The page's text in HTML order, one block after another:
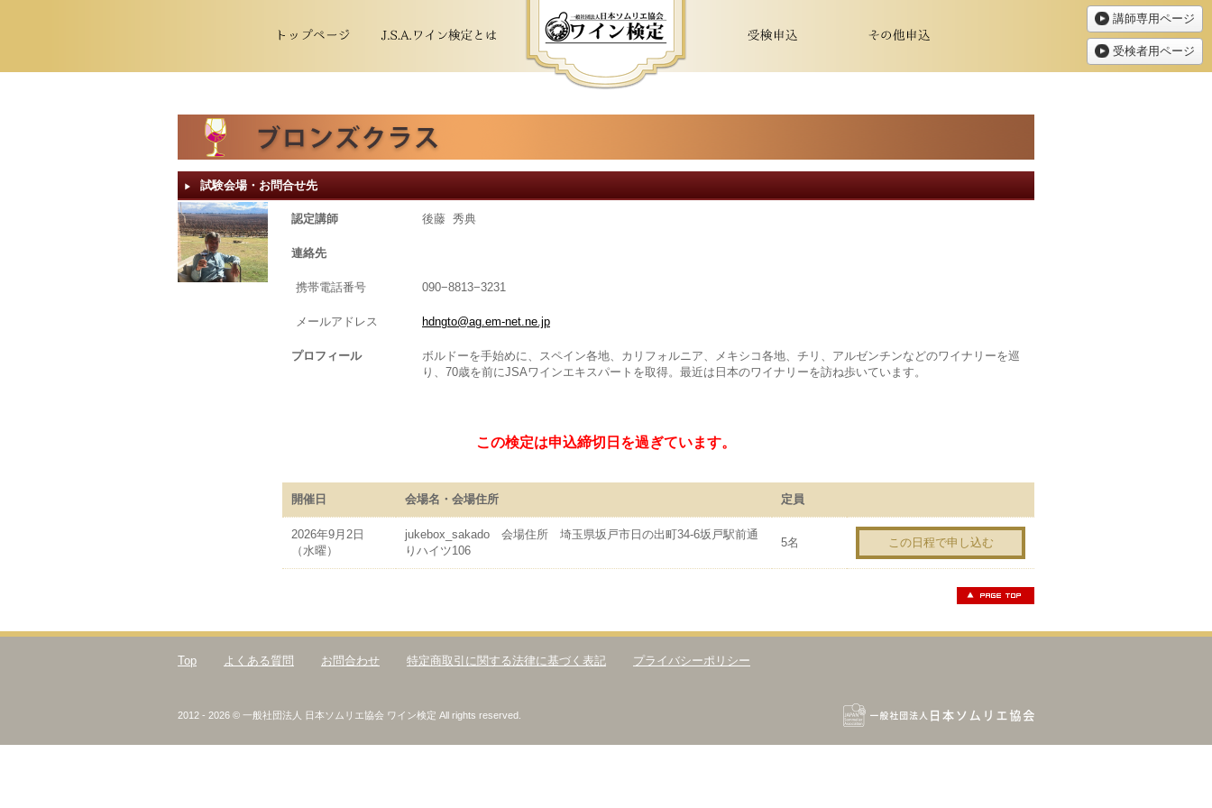
講師専用ページ
受検者用ページ
▶︎ 試験会場・お問合せ先
認定講師 後藤 秀典
連絡先
携帯電話番号 090−8813−3231
メールアドレス hdngto@ag.em-net.ne.jp
プロフィール
ボルドーを手始めに、スペイン各地、カリフォルニア、メキシコ各地、チリ、アルゼンチンなどのワイナリーを巡
り、70歳を前にJSAワインエキスパートを取得。最近は日本のワイナリーを訪ね歩いています。
この検定は申込締切日を過ぎています。
開催日 会場名・会場住所 定員
2026年9月2日
（水曜）
jukebox_sakado 会場住所 埼玉県坂戸市日の出町34-6坂戸駅前通
りハイツ106
5名 この日程で申し込む
Top よくある質問 お問合わせ 特定商取引に関する法律に基づく表記 プライバシーポリシー
2012 - 2026 © 一般社団法人 日本ソムリエ協会 ワイン検定 All rights reserved.